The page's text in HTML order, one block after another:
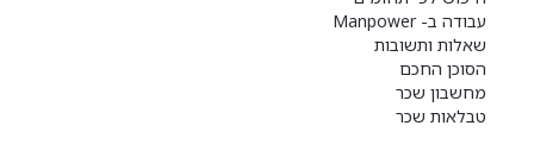
עבודה ב- Manpower
שאלות ותשובות
הסוכן החכם
מחשבון שכר
טבלאות שכר